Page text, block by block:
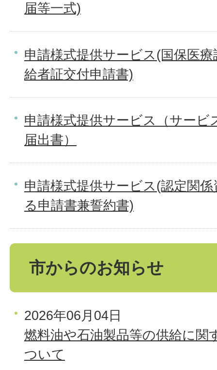
届等一式)
申請様式提供サービス(国保医
給者証交付申請書)
申請様式提供サービス（サービ
届出書）
申請様式提供サービス(認定関
る申請書兼誓約書)
市からのお知らせ
2026年06月04日
燃料油や石油製品等の供給に関
ついて